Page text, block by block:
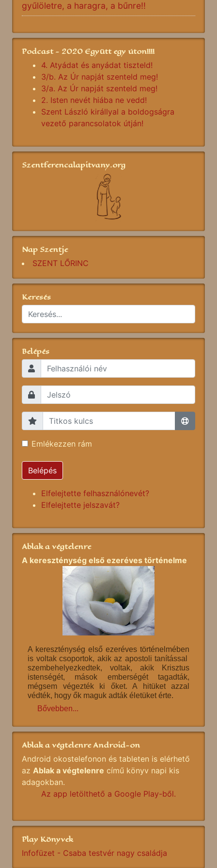
gyűlöletre, a haragra, a bűnre!!
Podcast - 2020 Együtt egy úton!!!!
4. Atyádat és anyádat tiszteld!
3/b. Az Úr napját szenteld meg!
3/a. Az Úr napját szenteld meg!
2. Isten nevét hiába ne vedd!
Szent László királlyal a boldogságra
vezető parancsolatok útján!
Szentferencalapitvany.org
Nap Szentje
SZENT LŐRINC
Keresés
Belépés
Emlékezzen rám
Belépés
Elfelejtette felhasználónevét?
Elfelejtette jelszavát?
Ablak a végtelenre
A kereszténység első ezeréves történelme
A kereszténység első ezeréves történelmében
is voltak csoportok, akik az apostoli tanítással
szembehelyezkedtek, voltak, akik Krisztus
istenségét, mások emberségét tagadták,
mégsem végezték ki őket. A hitüket azzal
védték, hogy ők maguk adták életüket érte.
Bővebben...
Ablak a végtelenre Android-on
Android okostelefonon és tableten is elérhető
az Ablak a végtelenre című könyv napi kis
adagokban.
Az app letölthető a Google Play-ből.
Play Könyvek
Infofüzet - Csaba testvér nagy családja